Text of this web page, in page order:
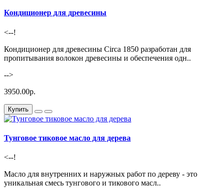
Кондиционер для древесины
<--!
Кондиционер для древесины Circa 1850 разработан для
пропитывания волокон древесины и обеспечения одн..
-->
3950.00р.
Купить
Тунговое тиковое масло для дерева
<--!
Масло для внутренних и наружных работ по дереву - это
уникальная смесь тунгового и тикового масл..